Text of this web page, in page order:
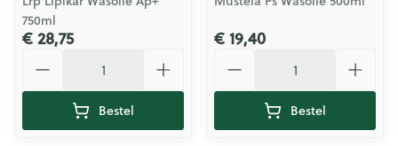
750ml
€ 28,75
Bestel
€ 19,40
Bestel